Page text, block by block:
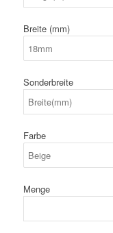
Breite (mm)
Sonderbreite
Farbe
Menge